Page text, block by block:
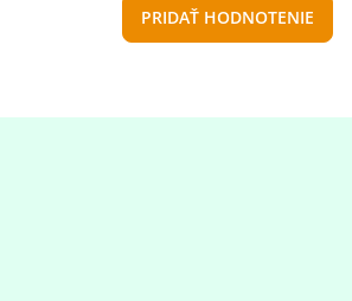
PRIDAŤ HODNOTENIE